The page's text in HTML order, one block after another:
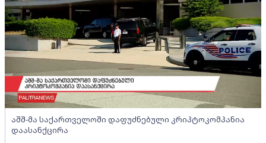
აშშ-მა საქართველოში დაფუძნებული კრიპტოკომპანია
დაასანქცირა